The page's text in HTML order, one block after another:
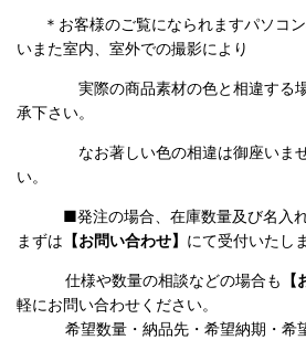
＊お客様のご覧になられますパソコ
いまた室内、室外での撮影により
実際の商品素材の色と相違する場
承下さい。
なお著しい色の相違は御座いませ
い。
■発注の場合、在庫数量及び名入れ
まずは 【お問い合わせ】 にて受付いた
仕様や数量の相談などの場合も
軽にお問い合わせください。
希望数量・納品先・希望納期・希望